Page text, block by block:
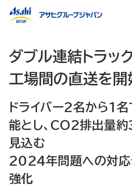
ダブル連結トラッ
工場間の直送を開
ドライバー2名から1
能とし、CO2排出量
見込む
2024年問題への対応
強化